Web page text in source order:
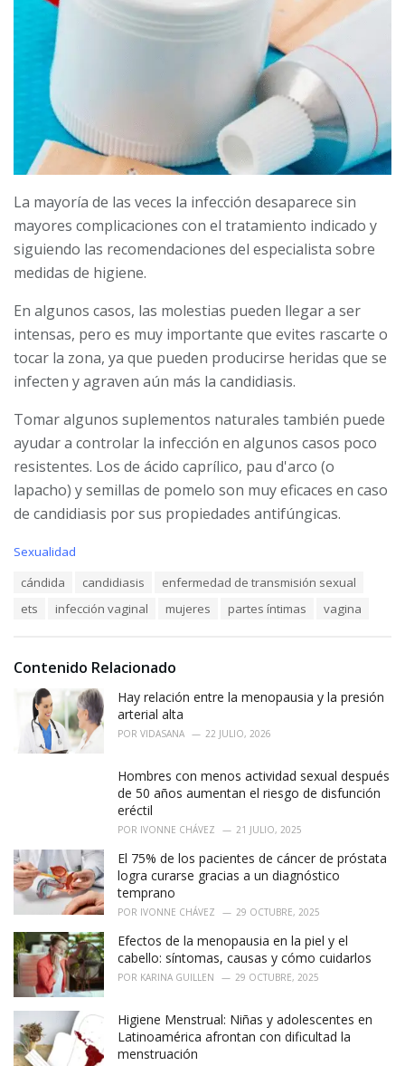
La mayoría de las veces la infección desaparece sin
mayores complicaciones con el tratamiento indicado y
siguiendo las recomendaciones del especialista sobre
medidas de higiene.
En algunos casos, las molestias pueden llegar a ser
intensas, pero es muy importante que evites rascarte o
tocar la zona, ya que pueden producirse heridas que se
infecten y agraven aún más la candidiasis.
Tomar algunos suplementos naturales también puede
ayudar a controlar la infección en algunos casos poco
resistentes. Los de ácido caprílico, pau d'arco (o
lapacho) y semillas de pomelo son muy eficaces en caso
de candidiasis por sus propiedades antifúngicas.
C
i
Sexualidad
cándida candidiasis
enfermedad de transmisión sexual
ets
infección vaginal mujeres partes íntimas vagina
Contenido Relacionado
Hay relación entre la menopausia y la presión
arterial alta
POR VIDASANA 22 JULIO, 2026
Hombres con menos actividad sexual después
de 50 años aumentan el riesgo de disfunción
eréctil
POR IVONNE CHÁVEZ 21 JULIO, 2025
El 75% de los pacientes de cáncer de próstata
logra curarse gracias a un diagnóstico
temprano
POR IVONNE CHÁVEZ 29 OCTUBRE, 2025
Efectos de la menopausia en la piel y el
cabello: síntomas, causas y cómo cuidarlos
POR KARINA GUILLEN 29 OCTUBRE, 2025
Higiene Menstrual: Niñas y adolescentes en
Latinoamérica afrontan con dificultad la
menstruación